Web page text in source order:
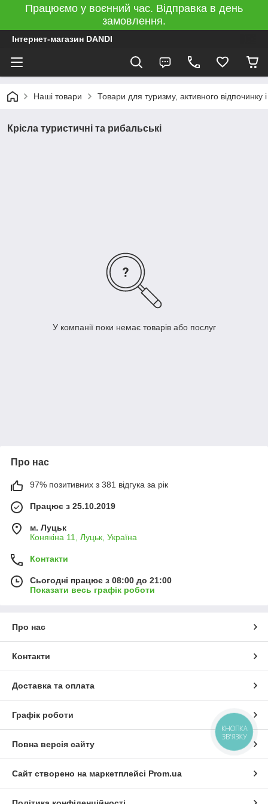
Працюємо у воєнний час. Відправка в день
замовлення.
Інтернет-магазин DANDI
Наші товари Товари для туризму, активного відпочинку
Крісла туристичні та рибальські
У компанії поки немає товарів або послуг
Про нас
97% позитивних з 381 відгука за рік
Працює з 25.10.2019
м. Луцьк
Конякіна 11, Луцьк, Україна
Контакти
Сьогодні працює з 08:00 до 21:00
Показати весь графік роботи
Про нас
Контакти
Доставка та оплата
Графік роботи
Повна версія сайту
Сайт створено на маркетплейсі Prom.ua
КНОПКА
ЗВ'ЯЗКУ